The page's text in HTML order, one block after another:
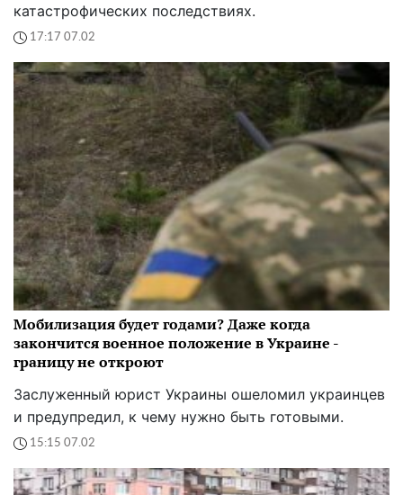
катастрофических последствиях.
17:17 07.02
Мобилизация будет годами? Даже когда
закончится военное положение в Украине -
границу не откроют
Заслуженный юрист Украины ошеломил украинцев
и предупредил, к чему нужно быть готовыми.
15:15 07.02